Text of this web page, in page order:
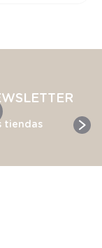
tiendas